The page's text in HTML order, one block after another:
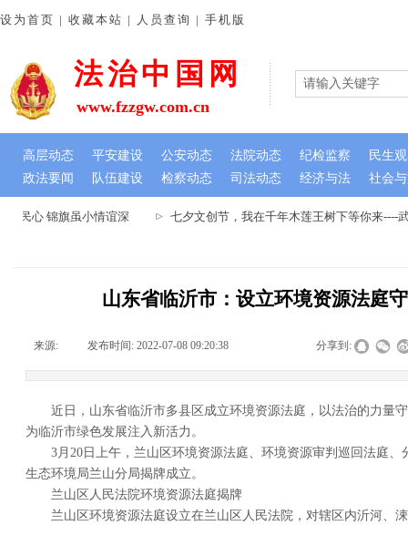
民心 锦旗虽小情谊深 七夕文创节，我在千年木莲王树下等你来----
法治中国网
政法要闻 队伍建设 检察动态 司法动态 经济与法 社会
设为首页 | 收藏本站 | 人员查询 | 手机版
www.fzzgw.com.cn
高层动态 平安建设 公安动态 法院动态 纪检监察 民生
山东省临沂市：设立环境资源法庭
来源: 发布时间: 2022-07-08 09:20:38 分享到:
近日，山东省临沂市多县区成立环境资源法庭，以法治的力量
为临沂市绿色发展注入新活力。
3月20日上午，兰山区环境资源法庭、环境资源审判巡回法庭
生态环境局兰山分局揭牌成立。
兰山区人民法院环境资源法庭揭牌
兰山区环境资源法庭设立在兰山区人民法院，对辖区内沂河、